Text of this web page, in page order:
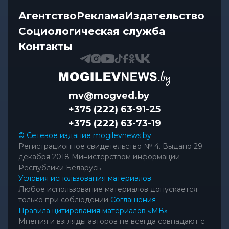
АгентствоРекламаИздательство
Социологическая служба
Контакты
mv@mogved.by
+375 (222) 63-91-25
+375 (222) 63-73-19
© Сетевое издание mogilevnews.by
Регистрационное свидетельство № 4. Выдано 29
декабря 2018 Министерством информации
Республики Беларусь
Условия использования материалов
Любое использование материалов допускается
только при соблюдении Соглашения
Правила цитирования материалов «МВ»
Мнения и взгляды авторов не всегда совпадают с